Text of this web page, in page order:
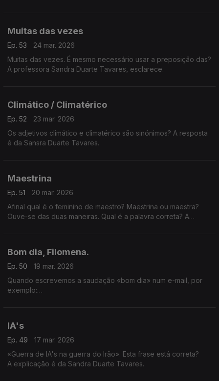
Muitas das vezes
Ep. 53
24 mar. 2026
Muitas das vezes. É mesmo necessário usar a preposição das?
A professora Sandra Duarte Tavares, esclarece.
Climático / Climatérico
Ep. 52
23 mar. 2026
Os adjetivos climático e climatérico são sinónimos? A resposta
é da Sansra Duarte Tavares.
Maestrina
Ep. 51
20 mar. 2026
Afinal qual é o feminino de maestro? Maestrina ou maestra?
Ouve-se das duas maneiras. Qual é a palavra correta? A
Bom dia, Filomena.
Ep. 50
19 mar. 2026
Quando escrevemos a saudação «bom dia» num e-mail, por
exemplo:
IA's
Ep. 49
17 mar. 2026
«Guerra de IA's na guerra do Irão». Esta frase está correta?
A explicação é da Sandra Duarte Tavares.